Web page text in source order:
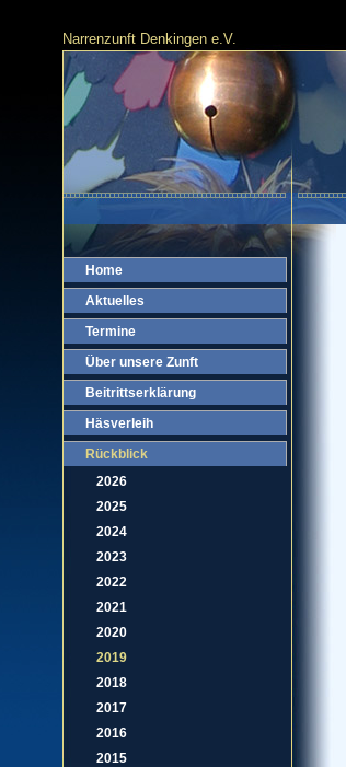
Narrenzunft Denkingen e.V.
Home
Aktuelles
Termine
Über unsere Zunft
Beitrittserklärung
Häsverleih
Rückblick
2026
2025
2024
2023
2022
2021
2020
2019
2018
2017
2016
2015